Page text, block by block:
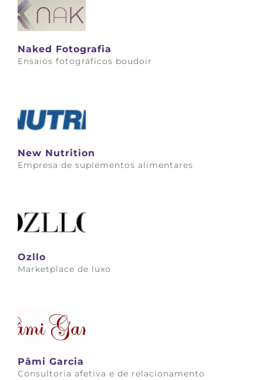
Naked Fotografia
Ensaios fotográficos boudoir
New Nutrition
Empresa de suplementos alimentares
Ozllo
Marketplace de luxo
Pâmi Garcia
Consultoria afetiva e de relacionamento